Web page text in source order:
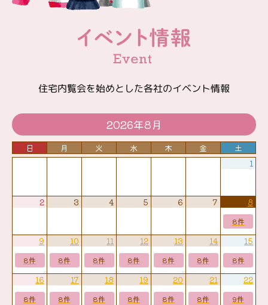
住宅内覧会を始めとした各社のイベント情報
2026年8月
日 月 火 水 木 金
土
1
2 3 4 5 6 7 8
8件
9
8件
10
8件
11
8件
12
8件
13
8件
14
8件
15
8件
16
8件
17
8件
18
8件
19
8件
20
8件
21
8件
22
9件